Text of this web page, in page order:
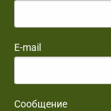
E-mail
Сообщение